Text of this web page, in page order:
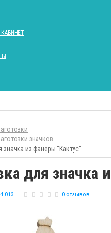
значков
значка из фанеры "Кактус"
для значка
0 отзывов